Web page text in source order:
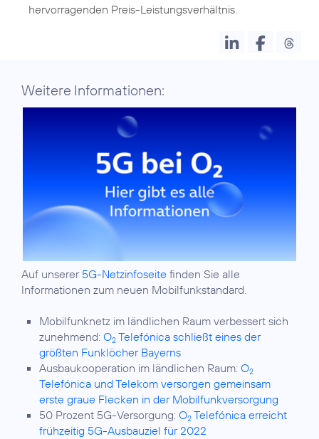
hervorragenden Preis-Leistungsverhältnis.
Weitere Informationen:
Auf unserer 5G-Netzinfoseite finden Sie alle
Informationen zum neuen Mobilfunkstandard.
Mobilfunknetz im ländlichen Raum verbessert sich
zunehmend: O2 Telefónica schließt eines der
größten Funklöcher Bayerns
Ausbaukooperation im ländlichen Raum: O2
Telefónica und Telekom versorgen gemeinsam
erste graue Flecken in der Mobilfunkversorgung
50 Prozent 5G-Versorgung: O2 Telefónica erreicht
frühzeitig 5G-Ausbauziel für 2022